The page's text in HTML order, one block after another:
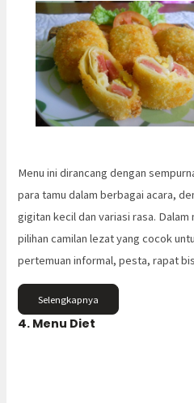
Menu ini dirancang dengan
para tamu dalam berbagai acara,
gigitan kecil dan variasi rasa.
pilihan camilan lezat yang cocok
pertemuan informal, pesta, rapat
Selengkapnya
4. Menu Diet